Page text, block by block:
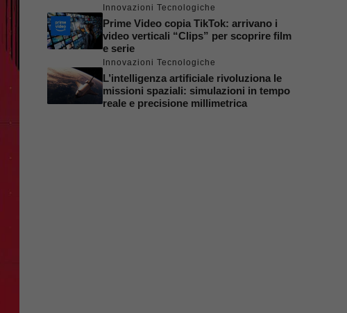
Innovazioni Tecnologiche
Prime Video copia TikTok: arrivano i
video verticali “Clips” per scoprire film
e serie
Innovazioni Tecnologiche
L’intelligenza artificiale rivoluziona le
missioni spaziali: simulazioni in tempo
reale e precisione millimetrica